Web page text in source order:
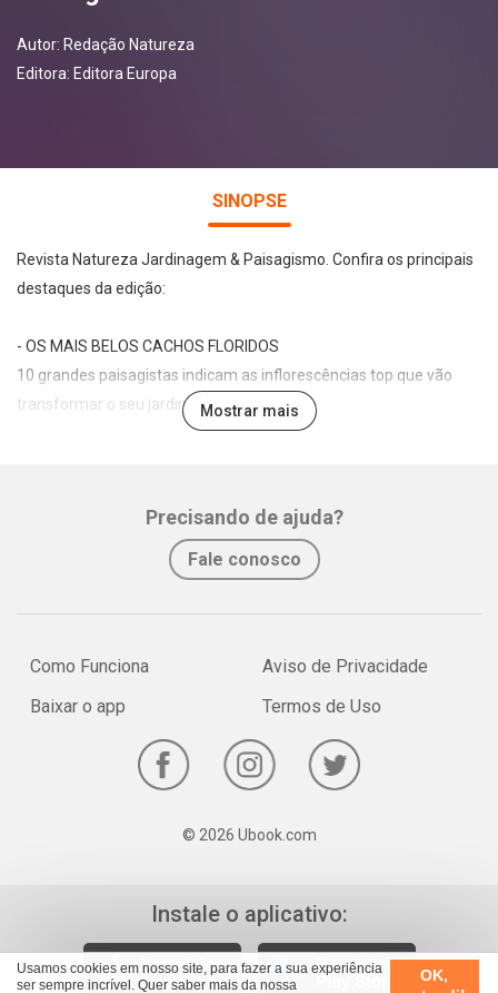
Usamos cookies em nosso site, para fazer a sua experiência
ser sempre incrível. Quer saber mais da nossa
OK,
Autor: Redação Natureza
Editora: Editora Europa
SINOPSE
Revista Natureza Jardinagem & Paisagismo. Confira os principais
destaques da edição:
- OS MAIS BELOS CACHOS FLORIDOS
10 grandes paisagistas indicam as inflorescências top que vão
transformar o seu jardim
ROBERTO ARAÚJO: ORQUÍDEAS EXTRAVAGANTES
EDILSON GIACON: PODA CERTA PARA ENCORPAR MUDAS
LUIZ MORS CABRAL: D. JOÃO VI FEZ BIOPIRATARIA
Mostrar mais
Precisando de ajuda?
Fale conosco
Como Funciona
Baixar o app
Aviso de Privacidade
Termos de Uso
© 2026 Ubook.com
Instale o aplicativo: